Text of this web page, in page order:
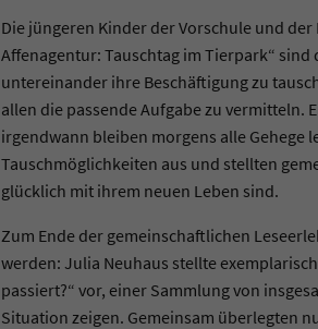
Die jüngeren Kinder der Vorschule und
Affenagentur: Tauschtag im Tierpark“
untereinander ihre Beschäftigung zu
allen die passende Aufgabe zu vermitteln.
irgendwann bleiben morgens alle Gehege
Tauschmöglichkeiten aus und stellten
glücklich mit ihrem neuen Leben sind.
Zum Ende der gemeinschaftlichen
werden: Julia Neuhaus stellte
passiert?“ vor, einer Sammlung von
Situation zeigen. Gemeinsam überlegten